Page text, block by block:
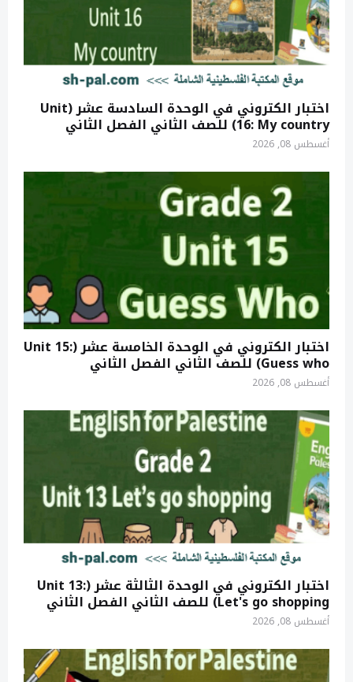
اختبار الكتروني في الوحدة السادسة عشر (Unit
16: My country) للصف الثاني الفصل الثاني
أغسطس 08, 2026
اختبار الكتروني في الوحدة الخامسة عشر (Unit 15:
Guess who) للصف الثاني الفصل الثاني
أغسطس 08, 2026
اختبار الكتروني في الوحدة الثالثة عشر (Unit 13:
Let's go shopping) للصف الثاني الفصل الثاني
أغسطس 08, 2026